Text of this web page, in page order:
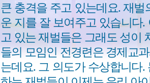
큰 충격을 주고 있는데요. 재
운 지를 잘 보여주고 있습니다
고 있는 재벌들은 그래도 성이
들의 모임인 전경련은 경제교
는데요. 그 의도가 수상합니다